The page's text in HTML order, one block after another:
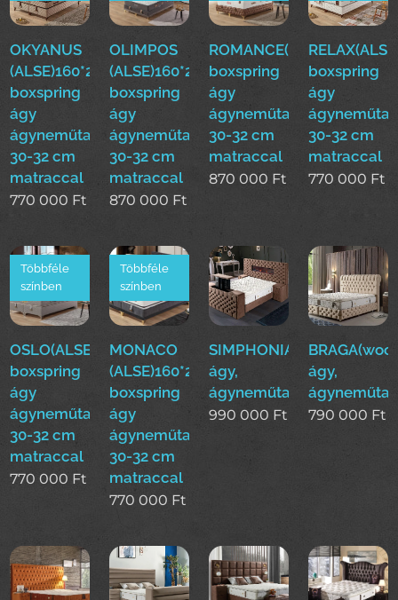
OKYANUS
(ALSE)160*200cm
boxspring
ágy
ágyneműtartóval
30-32 cm
matraccal
770 000 Ft
OLIMPOS
(ALSE)160*200cm
boxspring
ágy
ágyneműtartóval
30-32 cm
matraccal
870 000 Ft
boxspring
ágy
ágyneműtartóval
30-32 cm
matraccal
870 000 Ft
boxspring
ágy
30-32 cm
matraccal
770 000 Ft
OSLO(ALSE)160*200cm
boxspring
ágy
ágyneműtartóval
30-32 cm
matraccal
Többféle
színben
770 000 Ft
MONACO
(ALSE)160*200cm
boxspring
ágy
ágyneműtartóval
30-32 cm
matraccal
Többféle
színben
770 000 Ft
ágy,
ágyneműtartós
990 000 Ft
ágy,
790 000 Ft